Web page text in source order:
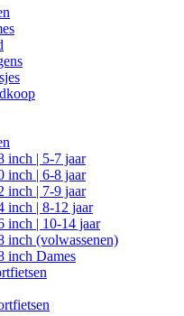
inch | 5-7 jaar
inch | 6-8 jaar
inch | 7-9 jaar
inch | 8-12 jaar
inch | 10-14 jaar
inch (volwassenen)
inch Dames